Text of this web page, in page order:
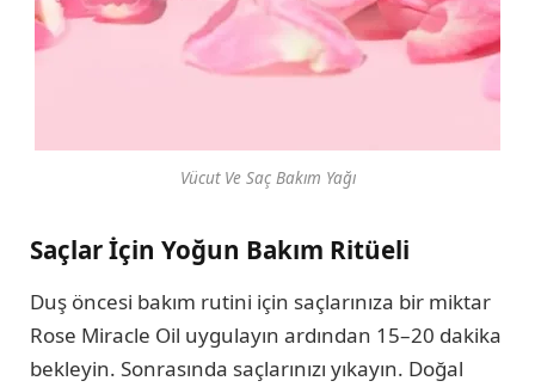
Vücut Ve Saç Bakım Yağı
Saçlar İçin Yoğun Bakım Ritüeli
Duş öncesi bakım rutini için saçlarınıza bir miktar
Rose Miracle Oil uygulayın ardından 15–20 dakika
bekleyin. Sonrasında saçlarınızı yıkayın. Doğal